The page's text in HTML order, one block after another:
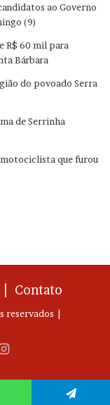
ao Governo
(9)
R$ 60 mil para
Bárbara
do povoado Serra
de Serrinha
que furou
Contato
reservados |
Instagram